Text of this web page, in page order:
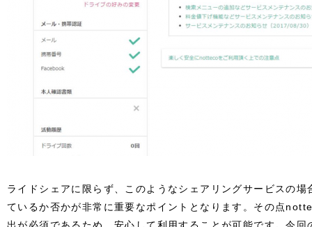
ライドシェアに限らず、このようなシェアリングサービスの
ているか否かが非常に重要なポイントとなります。その点